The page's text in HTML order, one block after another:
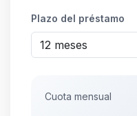
Plazo del préstamo
Cuota mensual